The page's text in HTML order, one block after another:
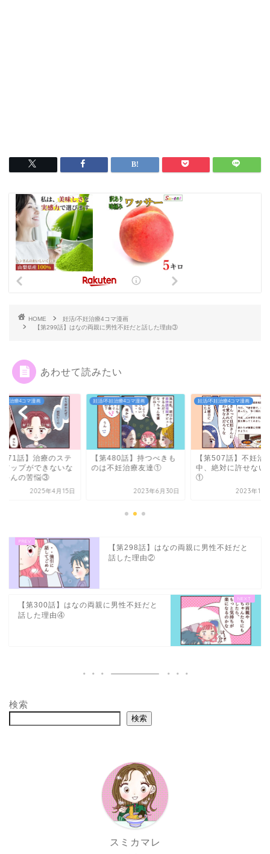
HOME
妊活/不妊治療4コマ漫画
【第299話】はなの両親に男性不妊だと話した理由③
あわせて読みたい
妊活/不妊治療4コマ漫画
【第480話】持つべきも
のは不妊治療友達①
2023年6月30日
妊活/不妊治療4コマ漫画
【第507話】不妊治療
中、絶対に許せないこと
2023年10月13日
妊活/不妊治療4コマ漫画
【第671話】治
ップアップがで
2025
【第298話】はなの両親に男性不妊だと
話した理由②
【第300話】はなの両親に男性不妊だと
話した理由④
検索
検索
スミカマレ